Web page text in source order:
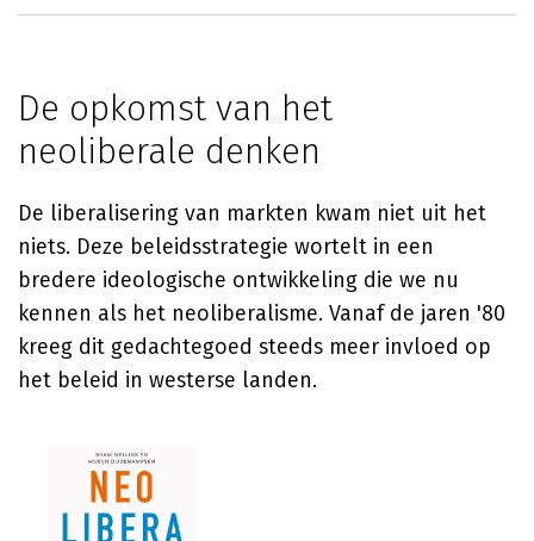
De opkomst van het
neoliberale denken
De liberalisering van markten kwam niet uit het
niets. Deze beleidsstrategie wortelt in een
bredere ideologische ontwikkeling die we nu
kennen als het neoliberalisme. Vanaf de jaren '80
kreeg dit gedachtegoed steeds meer invloed op
het beleid in westerse landen.